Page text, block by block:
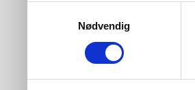
Nødvendig